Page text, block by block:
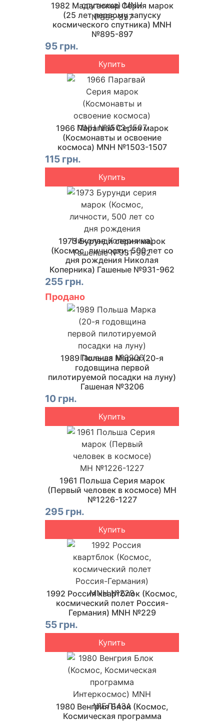
1982 Мадагаскар Серия марок
(25 лет первому запуску
космического спутника) MNH
№895-897
95 грн.
Купить
1966 Парагвай Серия марок
(Космонавты и освоение
космоса) MNH №1503-1507
115 грн.
Купить
1973 Бурунди серия марок
(Космос, личности, 500 лет со
дня рождения Николая
Коперника) Гашеные №931-962
255 грн.
Продано
1989 Польша Марка (20-я
годовщина первой
пилотируемой посадки на луну)
Гашеная №3206
10 грн.
Купить
1961 Польша Серия марок
(Первый человек в космосе) MH
№1226-1227
295 грн.
Купить
1992 Россия квартблок (Космос,
космический полет Россия-
Германия) MNH №229
55 грн.
Купить
1980 Венгрия Блок (Космос,
Космическая программа